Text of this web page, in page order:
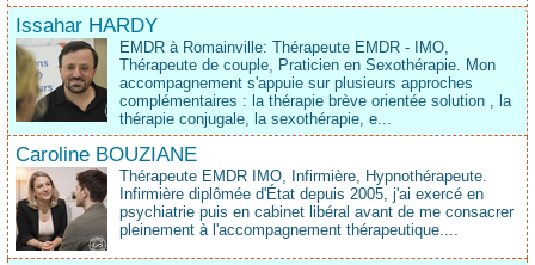
Issahar HARDY
EMDR à Romainville: Thérapeute EMDR - IMO,
Thérapeute de couple, Praticien en Sexothérapie. Mon
accompagnement s'appuie sur plusieurs approches
complémentaires : la thérapie brève orientée solution , la
thérapie conjugale, la sexothérapie, e...
Caroline BOUZIANE
Thérapeute EMDR IMO, Infirmière, Hypnothérapeute.
Infirmière diplômée d'État depuis 2005, j'ai exercé en
psychiatrie puis en cabinet libéral avant de me consacrer
pleinement à l'accompagnement thérapeutique....